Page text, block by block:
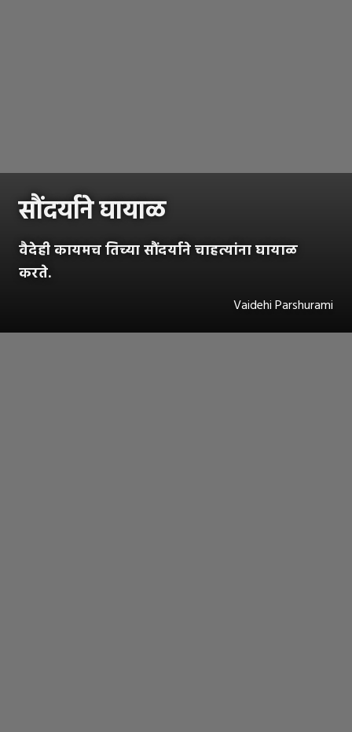
सौंदर्याने घायाळ
वैदेही कायमच तिच्या सौंदर्याने चाहत्यांना घायाळ
करते.
Vaidehi Parshurami